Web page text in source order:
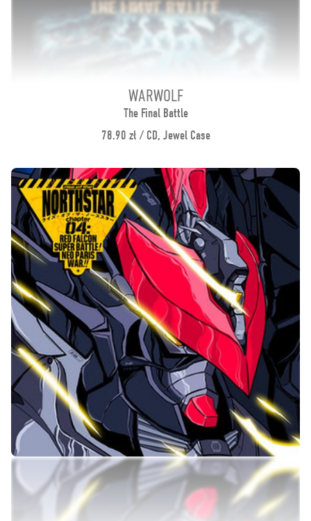
WARWOLF
The Final Battle
78.90 zł / CD, Jewel Case